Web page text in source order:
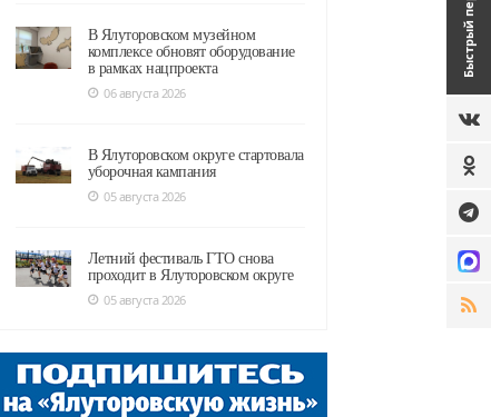
В Ялуторовском музейном
комплексе обновят оборудование
в рамках нацпроекта
06 августа 2026
В Ялуторовском округе стартовала
уборочная кампания
05 августа 2026
Летний фестиваль ГТО снова
проходит в Ялуторовском округе
05 августа 2026